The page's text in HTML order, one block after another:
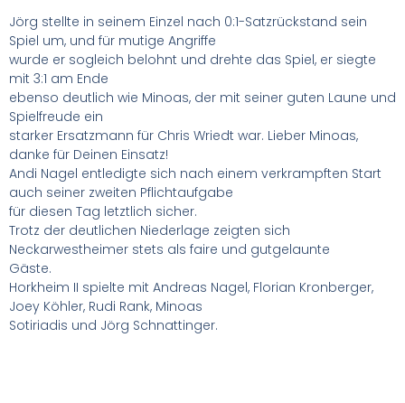
Jörg stellte in seinem Einzel nach 0:1-Satzrückstand sein
Spiel um, und für mutige Angriffe
wurde er sogleich belohnt und drehte das Spiel, er siegte
mit 3:1 am Ende
ebenso deutlich wie Minoas, der mit seiner guten Laune und
Spielfreude ein
starker Ersatzmann für Chris Wriedt war. Lieber Minoas,
danke für Deinen Einsatz!
Andi Nagel entledigte sich nach einem verkrampften Start
auch seiner zweiten Pflichtaufgabe
für diesen Tag letztlich sicher.
Trotz der deutlichen Niederlage zeigten sich
Neckarwestheimer stets als faire und gutgelaunte
Gäste.
Horkheim II spielte mit Andreas Nagel, Florian Kronberger,
Joey Köhler, Rudi Rank, Minoas
Sotiriadis und Jörg Schnattinger.